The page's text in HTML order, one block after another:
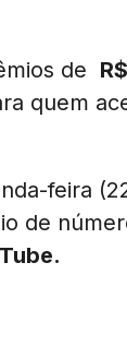
de
quem
feira
de